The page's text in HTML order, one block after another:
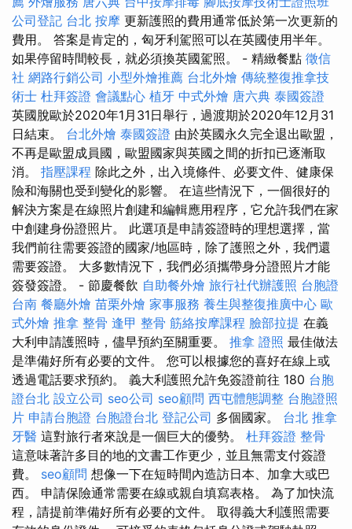
公司登記 台北 按摩 更新護照的費用通常低於第一次更新的
費用。 答案是肯定的，匈牙利駕照可以在英國使用半年。
如果停留時間較長，就必須換英國駕照。 - 精緻餐點 徵信
社 網路行銷公司 小型外燴推薦 台北外燴 傳統整復推拿技
術士 杜拜簽證 會議點心 植牙 中式外燴 唐六典 泰國簽證
英國脫歐於2020年1月31日舉行，過渡期於2020年12月31
日結束。 台北外燴 泰國簽證 由於英國永久完全退出歐盟，
不再是歐盟成員國，歐盟國家與英國之間的折扣已逐漸取
消。 指壓課程 除此之外，出入境條件、必要文件、健康保
險和海關也受到變化的影響。 在這些情況下，一個很好的
解決方案是在線照片創建和編輯應用程序，它允許我們在家
中創建身份證照片。 此選項是申請簽證時的理想選擇，當
我們前往需要簽證的國家/地區時，除了護照之外，我們還
需要簽證。 大多數情況下，我們必須攜帶身分證照片才能
簽發簽證。 - 節慶餐飲 自助餐外燴 旅行社代辦護照 台胞證
台南 餐廳外燴 苗栗外燴 家事服務 養生與整復推廣中心 歐
式外燴 推拿 整骨 逢甲 整骨 筋絡按摩課程 臉部拉提 在義
大利申請護照時，儘早預約至關重要。 推拿 證照 最佳做法
是準備好所有必要的文件。 您可以根據您的喜好在線上或
透過電話要求預約。 義大利護照允許免簽證前往 180 台胞
證台北 設立公司 seo公司 seo顧問 西屯體態調整 台胞證照
片 申請台胞證 台胞證台北 登記公司 多個國家。 台北 推拿
牙醫 這對旅行者來說是一個巨大的優勢。 杜拜簽證 整骨
這意味著許多目的地的文書工作更少，並且無需支付簽證
費。 seo顧問 想像一下在短時間內造訪日本、加拿大或巴
西。 申請保險通常需要在線或親自填寫表格。 為了加快流
程，請提前準備好所有必要的文件。 取得義大利護照需要